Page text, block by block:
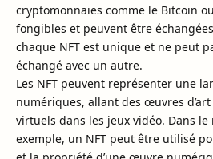
cryptomonnaies comme le Bitcoin
fongibles et peuvent être
chaque NFT est unique et ne peut
échangé avec un autre.
Les NFT peuvent représenter une
numériques, allant des œuvres
virtuels dans les jeux vidéo. Dans le
exemple, un NFT peut être utilisé